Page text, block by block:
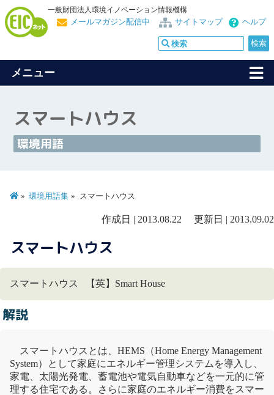
一般財団法人環境イノベーション情報機構
ヘルプ
サイトマップ
メールマガジン配信中
メニュー
スマートハウス
環境用語
環境用語集 スマートハウス
作成日 | 2013.08.22 更新日 | 2013.09.02
スマートハウス
スマートハウス 【英】Smart House
解説
スマートハウスとは、HEMS（Home Energy Management
System）として家庭にエネルギー管理システムを導入し、
家電、 太陽光発電 、蓄電池や電気自動車などを一元的に管
理する住宅である。さらに家庭のエネルギー消費をスマー